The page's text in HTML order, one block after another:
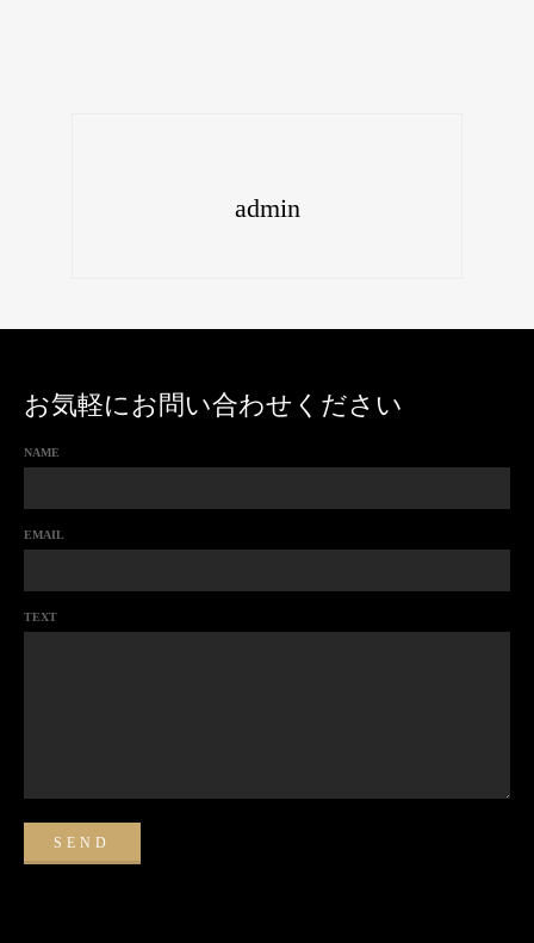
admin
お気軽にお問い合わせください
NAME
EMAIL
TEXT